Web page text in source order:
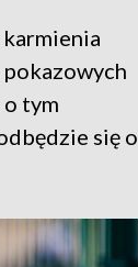
tym
się o